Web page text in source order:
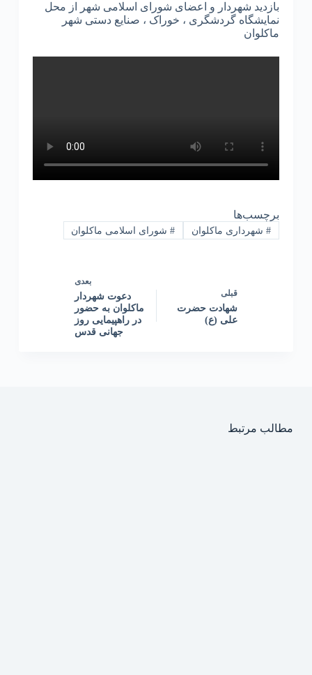
بازدید شهردار و اعضای شورای اسلامی شهر از محل
نمایشگاه گردشگری ، خوراک ، صنایع دستی شهر
ماکلوان
برچسب‌ها
#شهرداری ماکلوان #شورای اسلامی ماکلوان
قبلی
شهادت حضرت
علی (ع)
بعدی
دعوت شهردار
ماکلوان به حضور
در راهپیمایی روز
جهانی قدس
مطالب مرتبط